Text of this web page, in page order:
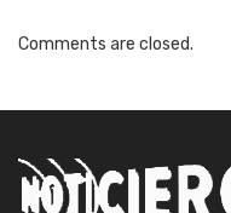
Comments are closed.